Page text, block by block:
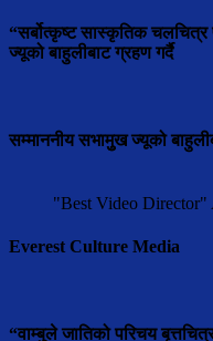
“सर्बोत्कृष्ट सास्कृतिक चलचित्र
ज्यूको बाहुलीबाट ग्रहण गर्दै
सम्माननीय सभामुुख ज्यूको
"Best Video Director"
Everest Culture Media
“वाम्बुले जातिको परिचय